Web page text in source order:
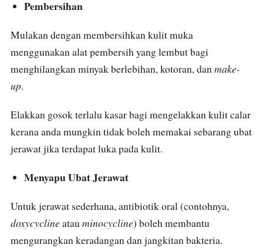
Pembersihan
Mulakan dengan membersihkan kulit muka
menggunakan alat pembersih yang lembut bagi
menghilangkan minyak berlebihan, kotoran, danmake-
up.
Elakkan gosok terlalu kasar bagi mengelakkan kulit calar
kerana anda mungkin tidak boleh memakai sebarang ubat
jerawat jika terdapat luka pada kulit.
Menyapu Ubat Jerawat
Untuk jerawat sederhana, antibiotik oral (contohnya,
doxycycline atauminocycline) boleh membantu
mengurangkan keradangan dan jangkitan bakteria.